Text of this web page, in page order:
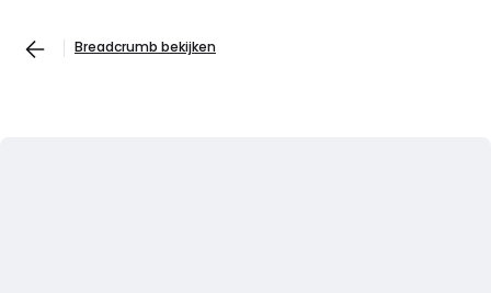
Breadcrumb bekijken